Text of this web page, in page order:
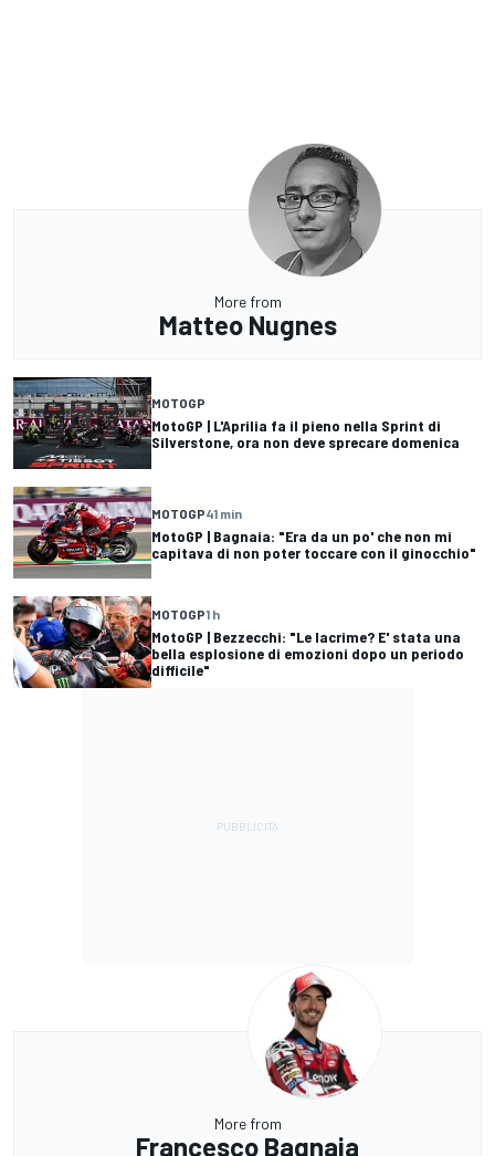
More from
Matteo Nugnes
MOTOGP
MotoGP | L'Aprilia fa il pieno nella Sprint di
Silverstone, ora non deve sprecare domenica
MOTOGP41 min
MotoGP | Bagnaia: "Era da un po' che non mi
capitava di non poter toccare con il ginocchio"
MOTOGP1 h
MotoGP | Bezzecchi: "Le lacrime? E' stata una
bella esplosione di emozioni dopo un periodo
difficile"
More from
Francesco Bagnaia